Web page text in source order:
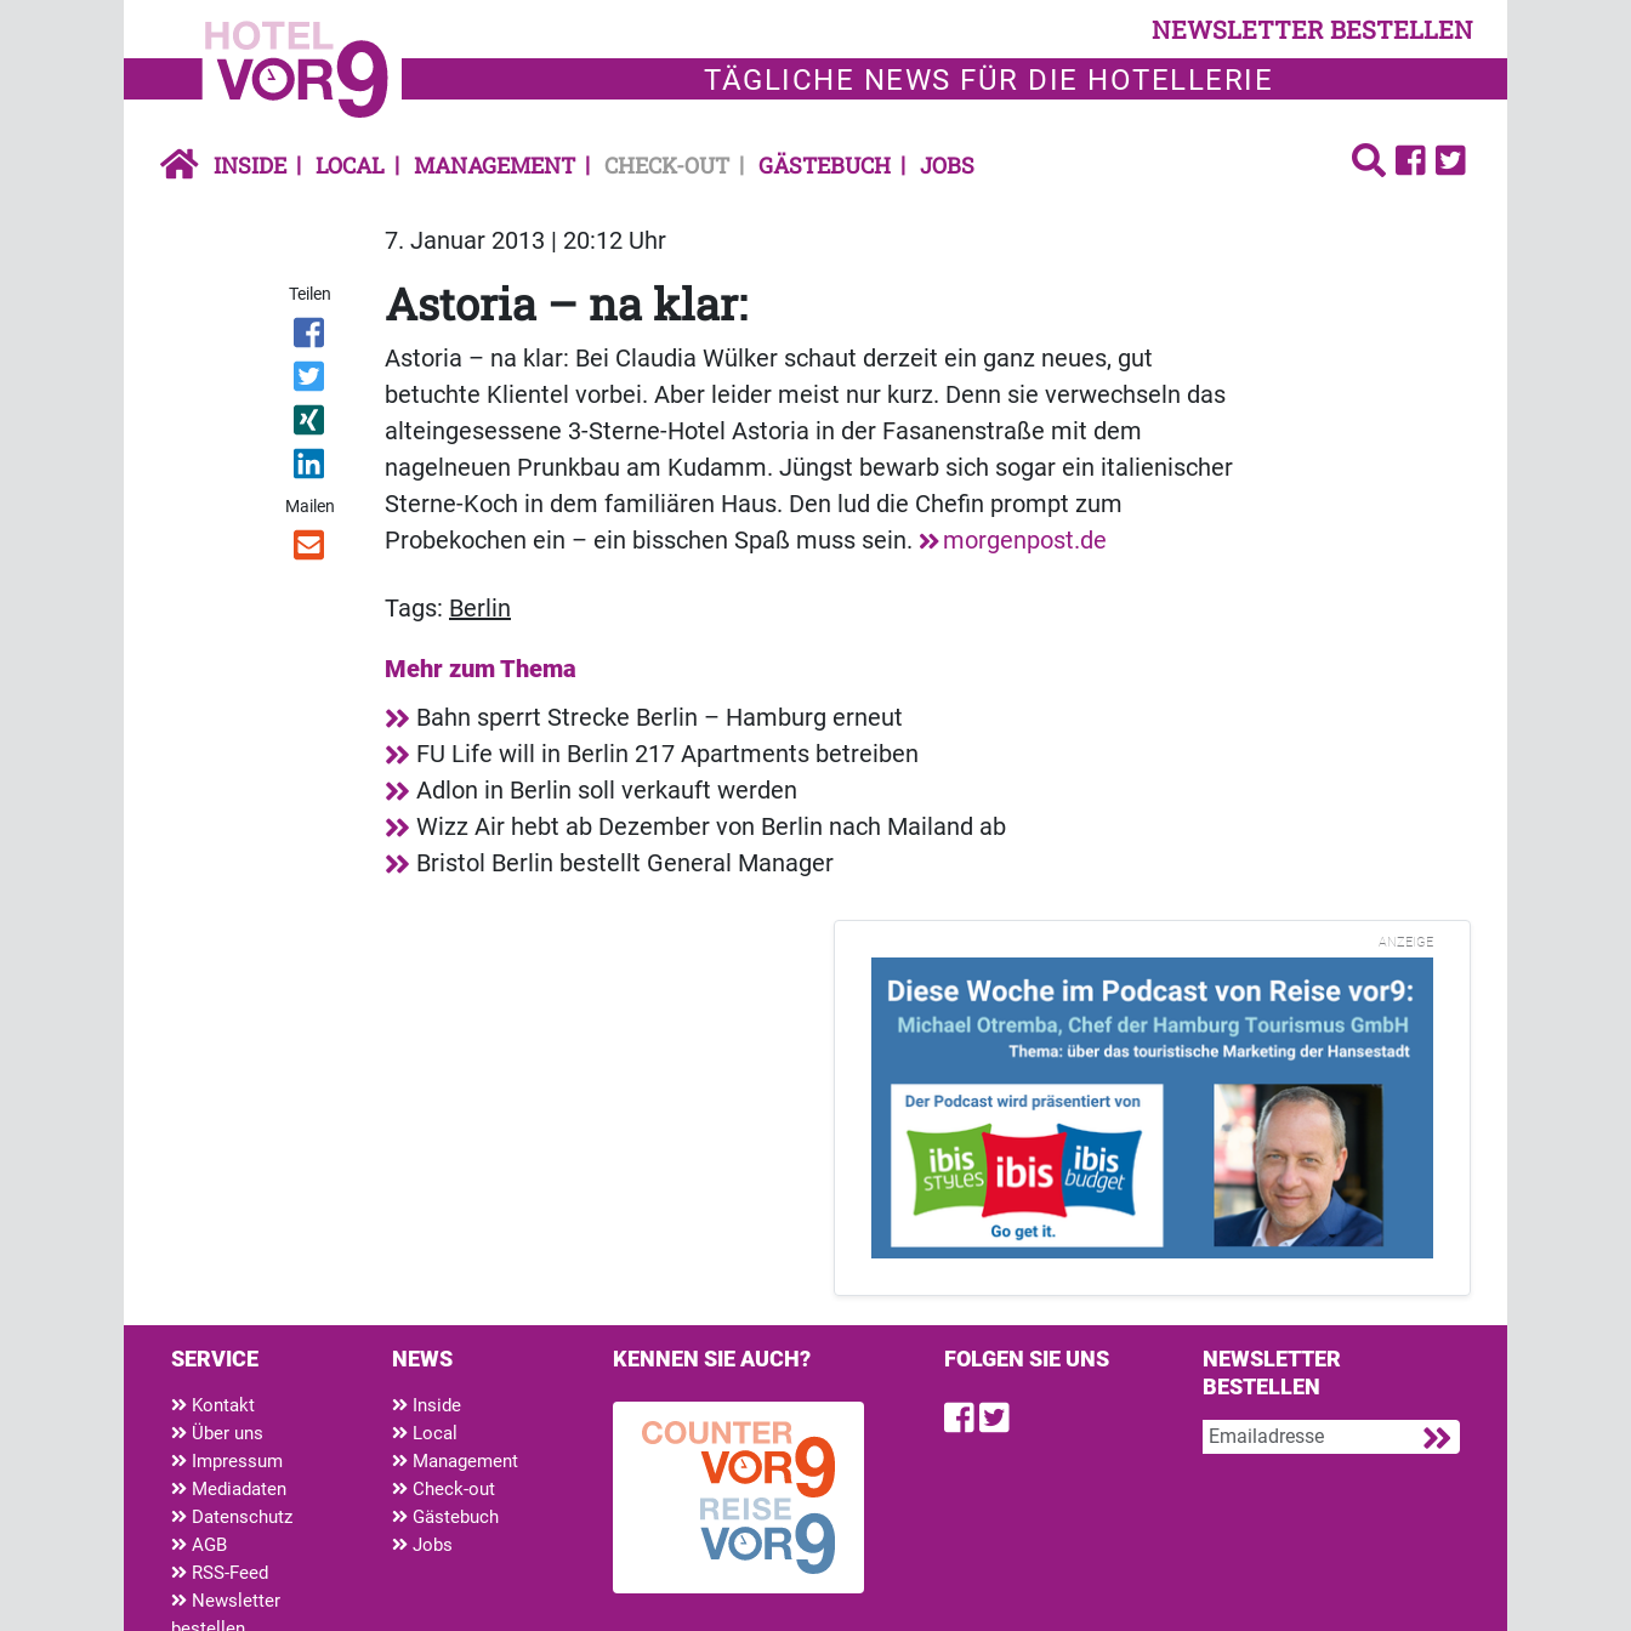
NEWSLETTER BESTELLEN
TÄGLICHE NEWS FÜR DIE HOTELLERIE
INSIDE LOCAL MANAGEMENT CHECK-OUT GÄSTEBUCH JOBS
7. Januar 2013 | 20:12 Uhr
Teilen
Mailen
Astoria – na klar:
Astoria – na klar: Bei Claudia Wülker schaut derzeit ein ganz neues, gut
betuchte Klientel vorbei. Aber leider meist nur kurz. Denn sie verwechseln das
alteingesessene 3-Sterne-Hotel Astoria in der Fasanenstraße mit dem
nagelneuen Prunkbau am Kudamm. Jüngst bewarb sich sogar ein italienischer
Sterne-Koch in dem familiären Haus. Den lud die Chefin prompt zum
Probekochen ein – ein bisschen Spaß muss sein.
morgenpost.de
Tags: Berlin
Mehr zum Thema
Bahn sperrt Strecke Berlin – Hamburg erneut
FU Life will in Berlin 217 Apartments betreiben
Adlon in Berlin soll verkauft werden
Wizz Air hebt ab Dezember von Berlin nach Mailand ab
Bristol Berlin bestellt General Manager
ANZEIGE
SERVICE
Kontakt
Über uns
Impressum
Mediadaten
Datenschutz
AGB
RSS-Feed
Newsletter
NEWS
Inside
Local
Management
Check-out
Gästebuch
Jobs
KENNEN SIE AUCH? FOLGEN SIE UNS
Find us on Facebook
Follow us on Twitter
NEWSLETTER
BESTELLEN